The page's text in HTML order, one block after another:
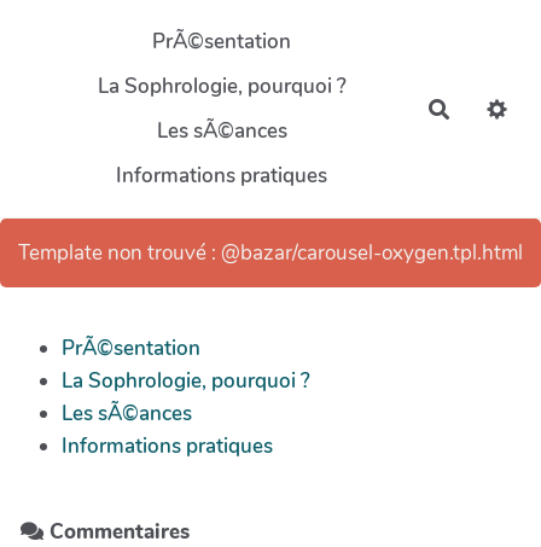
Aller au contenu principal
PrÃ©sentation
La Sophrologie, pourquoi ?
Les sÃ©ances
Informations pratiques
Template non trouvé : @bazar/carousel-oxygen.tpl.html
PrÃ©sentation
La Sophrologie, pourquoi ?
Les sÃ©ances
Informations pratiques
Commentaires